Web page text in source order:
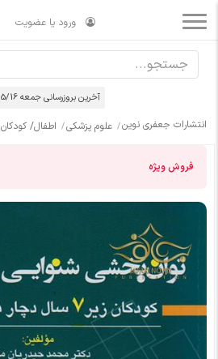
ورود یا عضویت
آخرین بروزرسانی جمعه 1405/05/16
انتشارات جعفری نوین علوم پزشکی اطفال/ کودکان
فروش ویژه